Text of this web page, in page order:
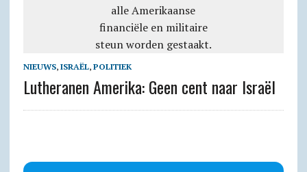
NIEUWS, ISRAËL, POLITIEK
Lutheranen Amerika: Geen cent naar Israël